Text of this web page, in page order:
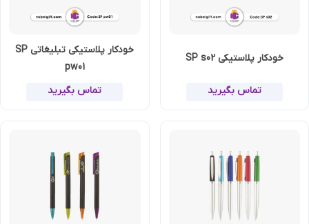
خودکار پلاستیکی SP s02
تماس بگیرید
خودکار پلاستیکی تبلیغاتی SP
pw01
تماس بگیرید